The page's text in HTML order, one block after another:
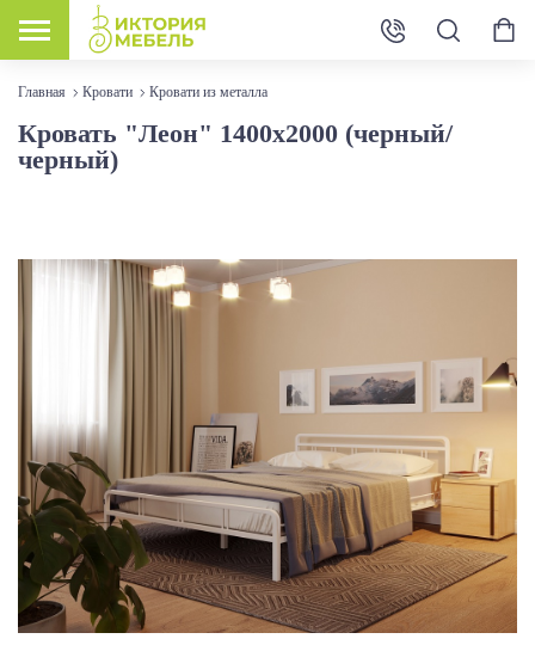
Главная Кровати Кровати из металла
Кровать "Леон" 1400х2000 (черный/
черный)